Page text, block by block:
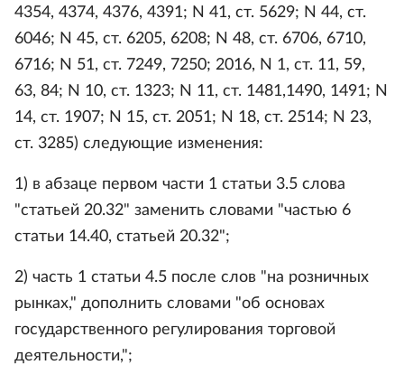
4354, 4374, 4376, 4391; N 41, ст. 5629; N 44, ст.
6046; N 45, ст. 6205, 6208; N 48, ст. 6706, 6710,
6716; N 51, ст. 7249, 7250; 2016, N 1, ст. 11, 59,
63, 84; N 10, ст. 1323; N 11, ст. 1481,1490, 1491; N
14, ст. 1907; N 15, ст. 2051; N 18, ст. 2514; N 23,
ст. 3285) следующие изменения:
1) в абзаце первом части 1 статьи 3.5 слова
"статьей 20.32" заменить словами "частью 6
статьи 14.40, статьей 20.32";
2) часть 1 статьи 4.5 после слов "на розничных
рынках," дополнить словами "об основах
государственного регулирования торговой
деятельности,";